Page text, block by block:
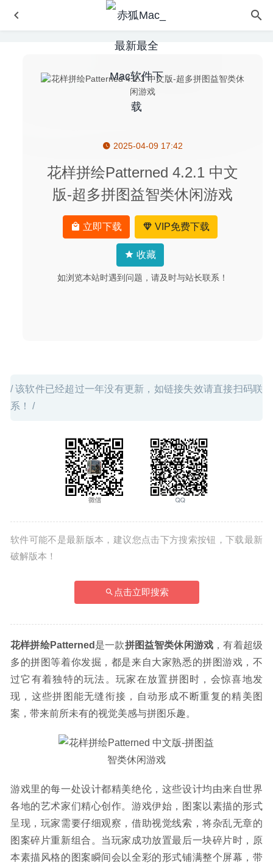
2025-04-09 17:42
花样拼绘Patterned 4.2.1 中文
版-超多拼图益智类休闲游戏
立即下载 VIP免费下载
收藏
如浏览本站时遇到问题，请及时与站长联系！
/ 该软件已经超过一年没有更新，如链接失效请直接扫码联
系！ /
软件可能不是最新版本，建议您点击下方搜索按钮，下载最新
破解版本！
点击立即搜索
花样拼绘Patterned 是一款拼图益智类休闲游戏 ，有着超级
多的拼图等着你发掘，都是来自大家熟悉的拼图游戏，不
过它有着独特的玩法。玩家在放置拼图时，会惊喜地发
现，这些拼图能无缝衔接，自动形成不断重复的精美图
案，带来前所未有的视觉美感与拼图乐趣。
游戏里的每一处设计都精美绝伦，这些设计均由来自世界
各地的艺术家们精心创作。游戏伊始，图案以素描的形式
呈现，玩家需要仔细观察，借助视觉线索，将杂乱无章的
图案碎片重新组合。当玩家成功放置最后一块碎片时，原
本素描风格的图案瞬间会以全彩的形式铺满整个屏幕，带
Slidepad 1.0.31 – WEB应用侧边滑动窗口切换神器
Path Finder 9.1 for Mac中文版-功能强大的文件管理器
2020-03-25
AnyTrans for IOS 8.5.1(20200331) for Mac 中文版-优秀的
iPhone设备管理工具 2020-04-03
Microsoft Powerpoint 2024 16.103 中文版-微软幻灯片制作
Duplicate File Finder Pro 6.6 – 重复文件查找及清理工具